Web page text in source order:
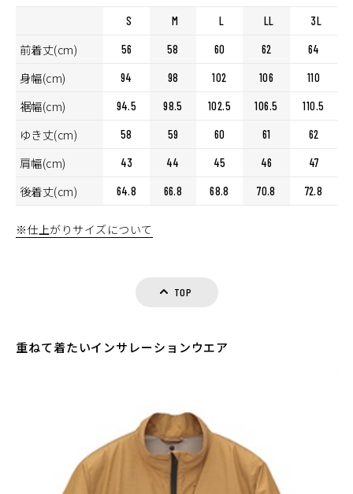
S M L LL 3L
前着丈(cm) 56 58 60 62 64
身幅(cm) 94 98 102 106 110
裾幅(cm) 94.5 98.5 102.5 106.5 110.5
ゆき丈(cm) 58 59 60 61 62
肩幅(cm) 43 44 45 46 47
後着丈(cm) 64.8 66.8 68.8 70.8 72.8
※仕上がりサイズについて
TOP
重ねて着たいインサレーションウエア